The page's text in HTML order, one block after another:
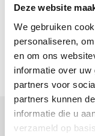
Deze website
We gebruiken
personaliseren,
en om ons
informatie over
partners voor
partners kunnen
informatie die u
verzameld op
Archipel
Archipel
Meer